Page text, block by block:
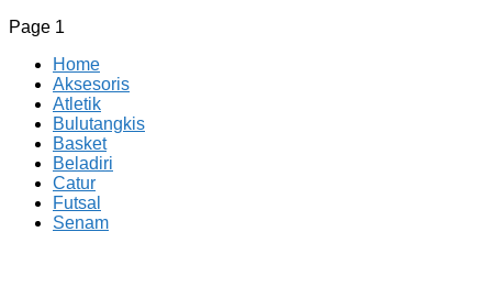
Page 1
Home
Aksesoris
Atletik
Bulutangkis
Basket
Beladiri
Catur
Futsal
Senam